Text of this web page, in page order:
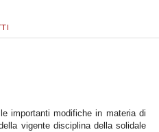
importanti modifiche in materia di
vigente disciplina della solidale